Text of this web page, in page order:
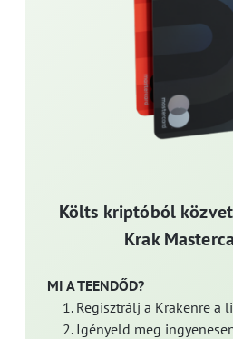
Költs kriptóból
Krak
MI A TEENDŐD?
Regisztrálj a Krakenre a
Igényeld meg